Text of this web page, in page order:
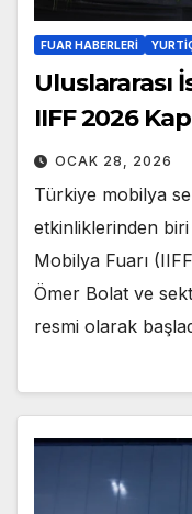
FUAR HABERLERI
Uluslararası
IIFF 2026
OCAK 28, 2026
Türkiye mobilya
etkinliklerinden
Mobilya Fuarı
Ömer Bolat ve
resmi olarak